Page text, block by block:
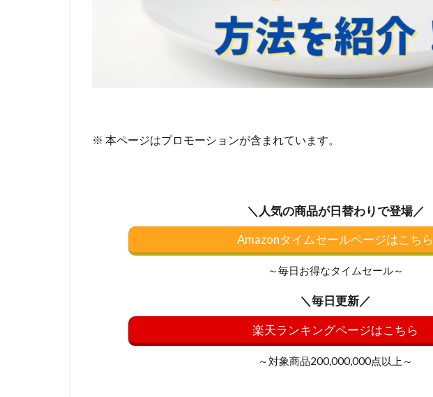
※ 本ページはプロモーションが含まれています。
＼人気の商品が日替わりで登場／
Amazonタイムセールページはこちら
～毎日お得なタイムセール～
＼毎日更新／
楽天ランキングページはこちら
～対象商品200,000,000点以上～